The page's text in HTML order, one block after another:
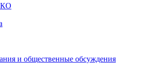
и общественные обсуждения